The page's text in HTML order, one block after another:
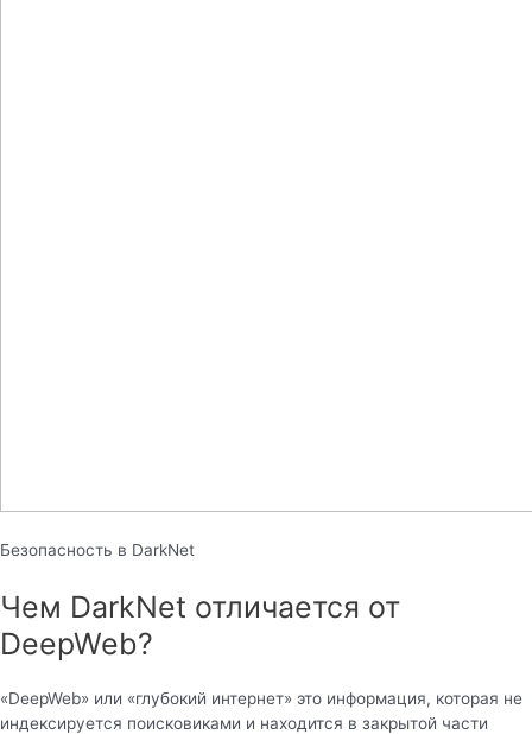
Безопасность в DarkNet
Чем DarkNet отличается от
DeepWeb?
«DeepWeb» или «глубокий интернет» это информация, которая не
индексируется поисковиками и находится в закрытой части